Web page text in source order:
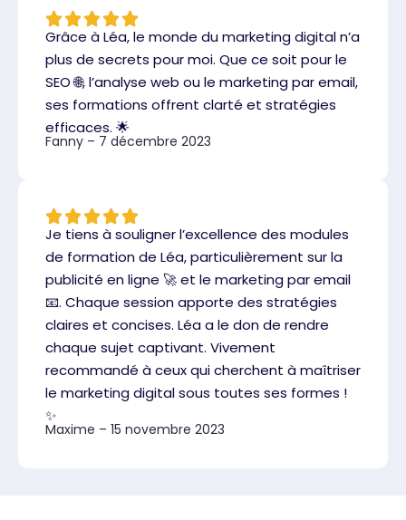
Grâce à Léa, le monde du marketing digital n’a
plus de secrets pour moi. Que ce soit pour le
SEO 🌐, l’analyse web ou le marketing par email,
ses formations offrent clarté et stratégies
efficaces. 🌟
Fanny – 7 décembre 2023
Je tiens à souligner l’excellence des modules
de formation de Léa, particulièrement sur la
publicité en ligne 🚀 et le marketing par email
📧. Chaque session apporte des stratégies
claires et concises. Léa a le don de rendre
chaque sujet captivant. Vivement
recommandé à ceux qui cherchent à maîtriser
le marketing digital sous toutes ses formes !
✨
Maxime – 15 novembre 2023